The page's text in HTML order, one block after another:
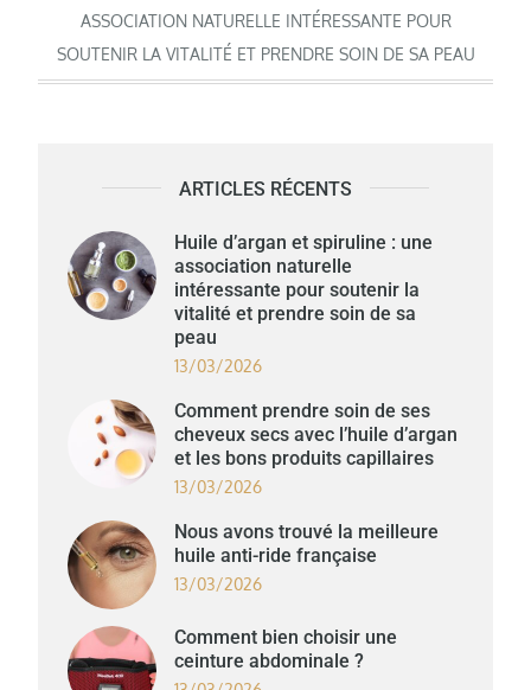
de
l’article
ASSOCIATION NATURELLE INTÉRESSANTE POUR
SOUTENIR LA VITALITÉ ET PRENDRE SOIN DE SA PEAU
ARTICLES RÉCENTS
Huile d’argan et spiruline : une
association naturelle
intéressante pour soutenir la
vitalité et prendre soin de sa
peau
13/03/2026
Comment prendre soin de ses
cheveux secs avec l’huile d’argan
et les bons produits capillaires
13/03/2026
Nous avons trouvé la meilleure
huile anti-ride française
13/03/2026
Comment bien choisir une
ceinture abdominale ?